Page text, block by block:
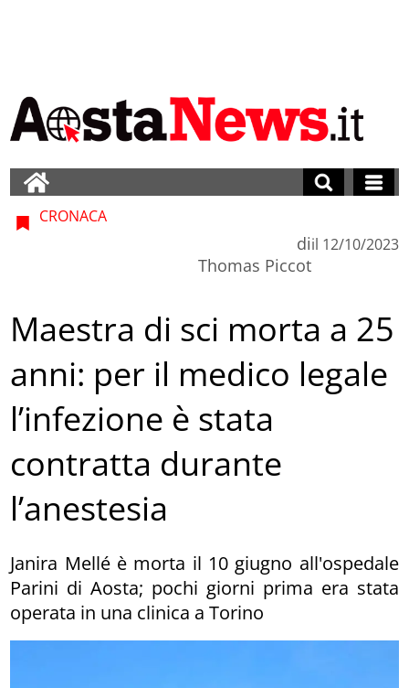
CRONACA
di
Thomas Piccot
il 12/10/2023
Maestra di sci morta a 25
anni: per il medico legale
l’infezione è stata
contratta durante
l’anestesia
Janira Mellé è morta il 10 giugno all'ospedale
Parini di Aosta; pochi giorni prima era stata
operata in una clinica a Torino